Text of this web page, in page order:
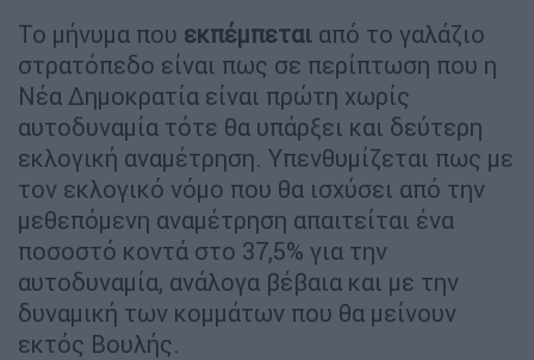
Το μήνυμα που εκπέμπεται από το γαλάζιο
στρατόπεδο είναι πως σε περίπτωση που η
Νέα Δημοκρατία είναι πρώτη χωρίς
αυτοδυναμία τότε θα υπάρξει και δεύτερη
εκλογική αναμέτρηση. Υπενθυμίζεται πως με
τον εκλογικό νόμο που θα ισχύσει από την
μεθεπόμενη αναμέτρηση απαιτείται ένα
ποσοστό κοντά στο 37,5% για την
αυτοδυναμία, ανάλογα βέβαια και με την
δυναμική των κομμάτων που θα μείνουν
εκτός Βουλής.